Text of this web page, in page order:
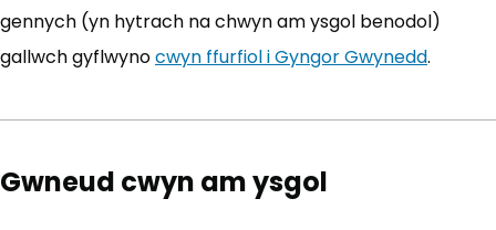
gennych (yn hytrach na chwyn am ysgol benodol)
gallwch gyflwynocwyn ffurfiol i Gyngor Gwynedd(yn
.
Gwneud cwyn am ysgol